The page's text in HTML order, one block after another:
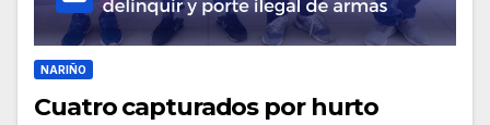
NARIÑO
Cuatro capturados por hurto